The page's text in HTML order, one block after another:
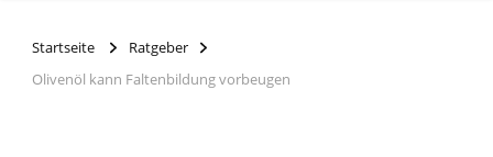
Startseite
Ratgeber
Olivenöl kann Faltenbildung vorbeugen